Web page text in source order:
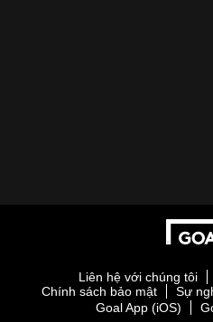
Liên hệ với chúng tôi
Chính sách bảo mật
Sự
Goal App (iOS)